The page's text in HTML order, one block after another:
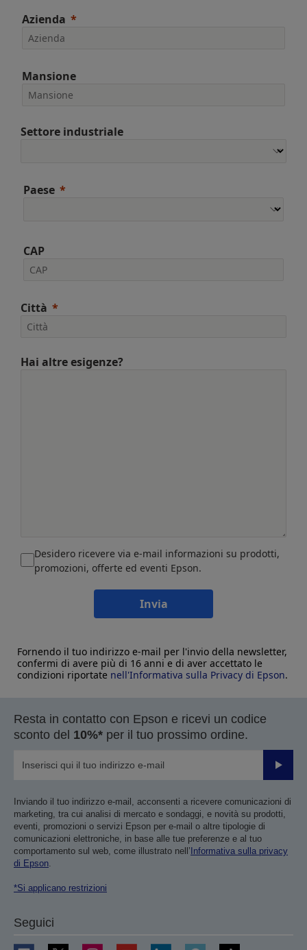
Azienda
Mansione
Settore industriale
Paese
CAP
Città
Hai altre esigenze?
Desidero ricevere via e-mail informazioni su prodotti,
promozioni, offerte ed eventi Epson.
Invia
Fornendo il tuo indirizzo e-mail per l'invio della newsletter,
confermi di avere più di 16 anni e di aver accettato le
condizioni riportate nell'Informativa sulla Privacy di Epson.
Resta in contatto con Epson e ricevi un codice
sconto del 10%* per il tuo prossimo ordine.
Invia
Inviando il tuo indirizzo e-mail, acconsenti a ricevere comunicazioni di
marketing, tra cui analisi di mercato e sondaggi, e novità su prodotti,
eventi, promozioni o servizi Epson per e-mail o altre tipologie di
comunicazioni elettroniche, in base alle tue preferenze e al tuo
comportamento sul web, come illustrato nell’ Informativa sulla privacy
di Epson.
*Si applicano restrizioni
Seguici